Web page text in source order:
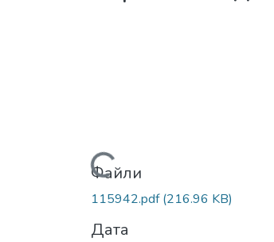
Вантажиться...
Файли
115942.pdf(216.96 KB)
Дата